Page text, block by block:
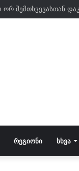
ᲠᲔᲒᲘᲝᲜᲘ ᲡᲮᲕᲐ